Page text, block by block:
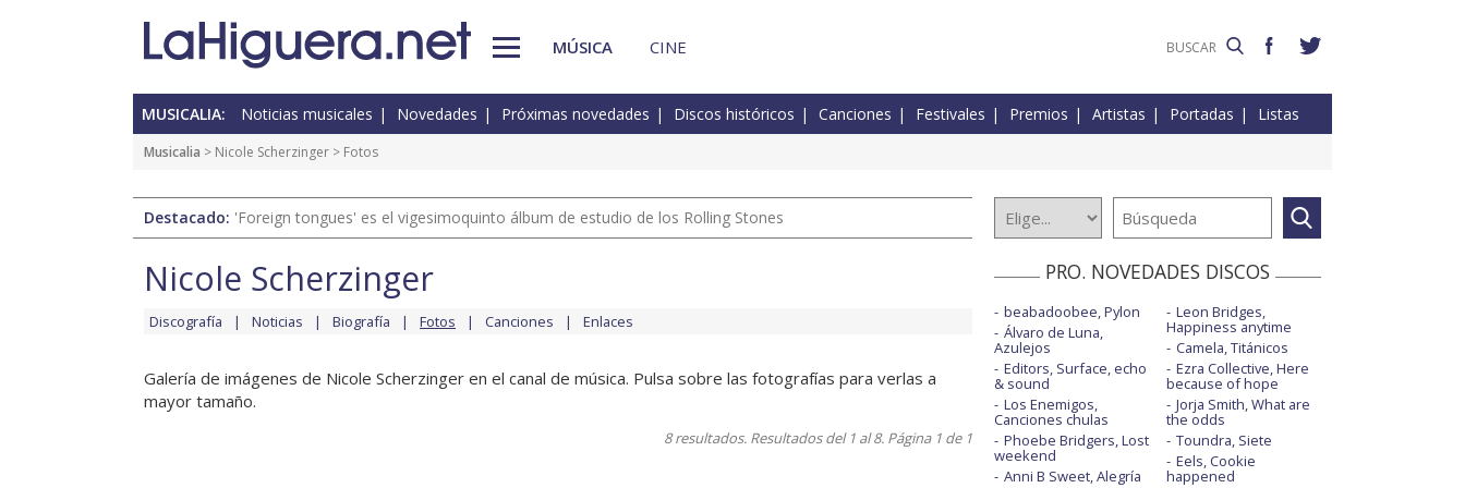
MÚSICA CINE
MUSICALIA: Noticias musicales Novedades Próximas novedades Discos históricos Canciones Festivales Premios Artistas Portadas Listas
Musicalia > Nicole Scherzinger > Fotos
Destacado: 'Foreign tongues' es el vigesimoquinto álbum de estudio de los Rolling Stones
Nicole Scherzinger
Discografía Noticias Biografía Fotos Canciones Enlaces
Galería de imágenes de Nicole Scherzinger en el canal de música. Pulsa sobre las fotografías para verlas a
mayor tamaño.
8 resultados. Resultados del 1 al 8. Página 1 de 1
PRO. NOVEDADES DISCOS
beabadoobee, Pylon
Álvaro de Luna,
Azulejos
Editors, Surface, echo
& sound
Los Enemigos,
Canciones chulas
Phoebe Bridgers, Lost
weekend
Anni B Sweet, Alegría
Leon Bridges,
Happiness anytime
Camela, Titánicos
Ezra Collective, Here
because of hope
Jorja Smith, What are
the odds
Toundra, Siete
Eels, Cookie
happened